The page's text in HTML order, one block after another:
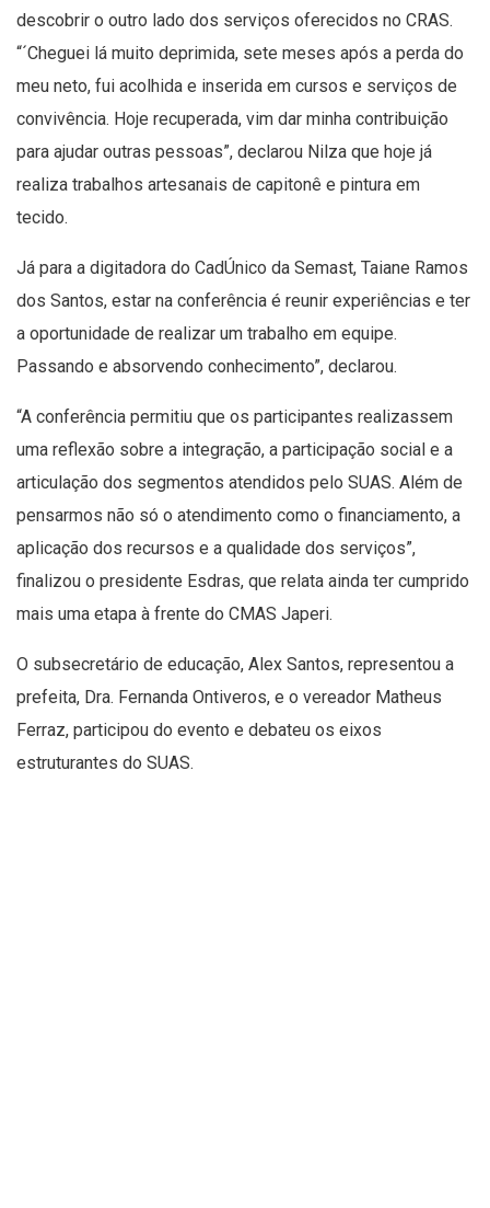
descobrir o outro lado dos serviços oferecidos no CRAS.
“´Cheguei lá muito deprimida, sete meses após a perda do
meu neto, fui acolhida e inserida em cursos e serviços de
convivência. Hoje recuperada, vim dar minha contribuição
para ajudar outras pessoas”, declarou Nilza que hoje já
realiza trabalhos artesanais de capitonê e pintura em
tecido.
Já para a digitadora do CadÚnico da Semast, Taiane Ramos
dos Santos, estar na conferência é reunir experiências e ter
a oportunidade de realizar um trabalho em equipe.
Passando e absorvendo conhecimento”, declarou.
“A conferência permitiu que os participantes realizassem
uma reflexão sobre a integração, a participação social e a
articulação dos segmentos atendidos pelo SUAS. Além de
pensarmos não só o atendimento como o financiamento, a
aplicação dos recursos e a qualidade dos serviços”,
finalizou o presidente Esdras, que relata ainda ter cumprido
mais uma etapa à frente do CMAS Japeri.
O subsecretário de educação, Alex Santos, representou a
prefeita, Dra. Fernanda Ontiveros, e o vereador Matheus
Ferraz, participou do evento e debateu os eixos
estruturantes do SUAS.